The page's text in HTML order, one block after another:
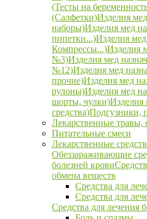
(Тесты на
(Салфетки)Изделия
наборы)Изделия мед
пипетки...)Изделия
Компрессы...)Изделия
№3)Изделия мед
№12)Изделия мед
прочие)Изделия мед
рулоны)Изделия мед
шорты, чулки)Изделия
средства)Подгузники,
Лекарственные травы,
Питательные смеси
Лекарственные
Обеззараживающие
болезней крови
обмена веществ
Средства для
Средства для
Средства для лечения